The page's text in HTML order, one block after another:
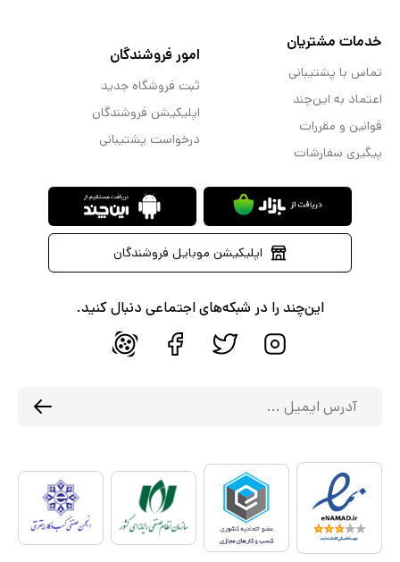
خدمات مشتریان
تماس با پشتیبانی
اعتماد به این‌چند
قوانین و مقررات
پیگیری سفارشات
امور فروشندگان
ثبت فروشگاه جدید
اپلیکیشن فروشندگان
درخواست پشتیبانی
اپلیکیشن موبایل فروشندگان
این‌چند را در شبکه‌های اجتماعی دنبال کنید.